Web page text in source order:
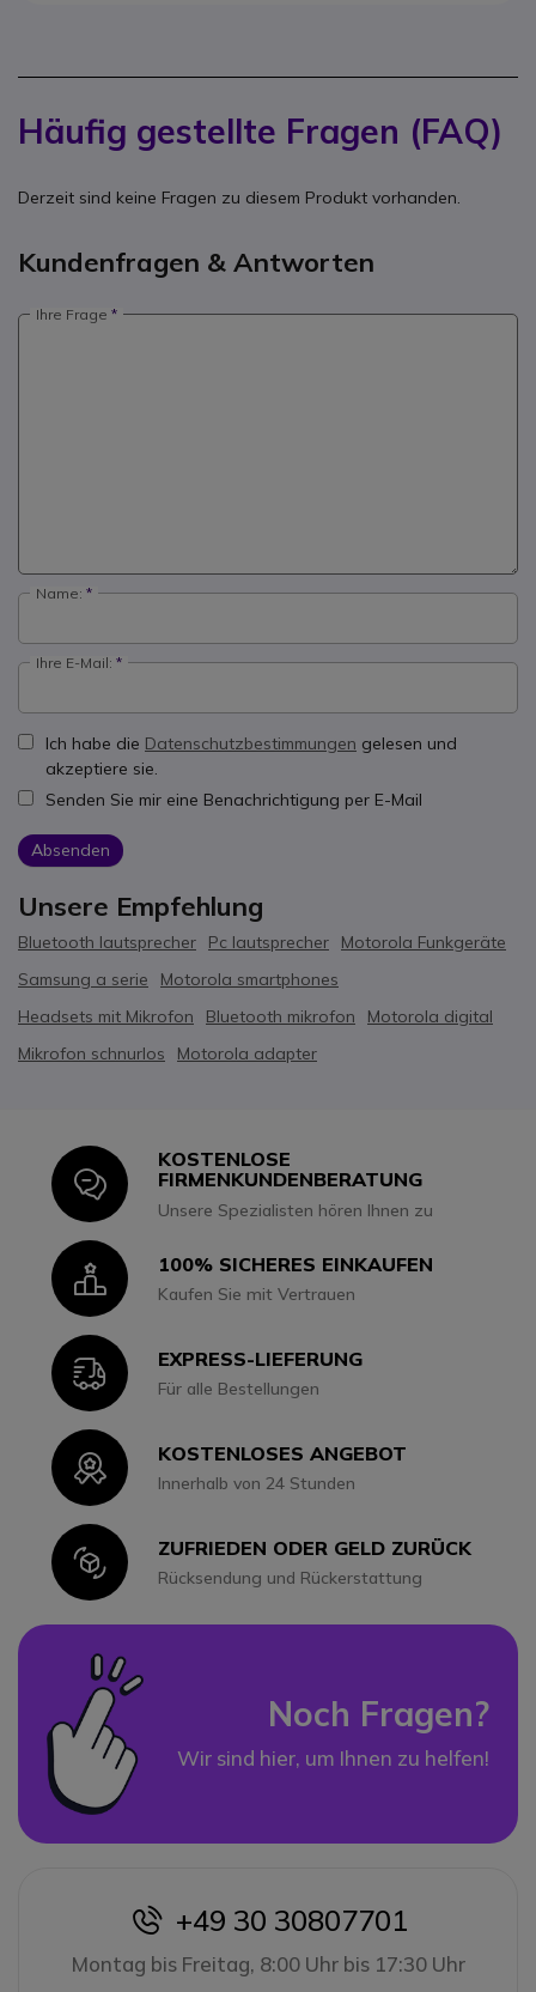
Häufig gestellte Fragen (FAQ)
Derzeit sind keine Fragen zu diesem Produkt vorhanden.
Kundenfragen & Antworten
Ihre Frage
Name:
Ihre E-Mail:
Ich habe die Datenschutzbestimmungen gelesen und
akzeptiere sie.
Senden Sie mir eine Benachrichtigung per E-Mail
Absenden
Unsere Empfehlung
Bluetooth lautsprecher Pc lautsprecher
Motorola Funkgeräte
Samsung a serie
Motorola smartphones
Headsets mit Mikrofon
Bluetooth mikrofon
Motorola digital
Mikrofon schnurlos
Motorola adapter
Icon
KOSTENLOSE
FIRMENKUNDENBERATUNG
Unsere Spezialisten hören Ihnen zu
Icon100% SICHERES EINKAUFEN
Kaufen Sie mit Vertrauen
IconEXPRESS-LIEFERUNG
Für alle Bestellungen
IconKOSTENLOSES ANGEBOT
Innerhalb von 24 Stunden
IconZUFRIEDEN ODER GELD ZURÜCK
Rücksendung und Rückerstattung
Noch Fragen?
Wir sind hier, um Ihnen zu helfen!
icon
+49 30 30807701
Montag bis Freitag, 8:00 Uhr bis 17:30 Uhr